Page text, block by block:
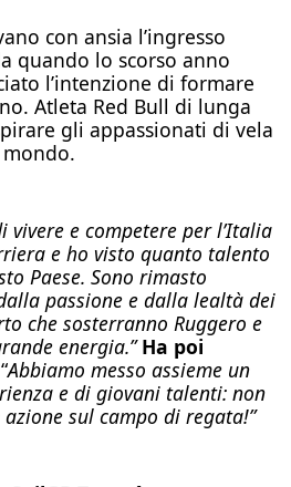
con ansia l’ingresso
quando lo scorso anno
l’intenzione di formare
Atleta Red Bull di lunga
gli appassionati di vela
vivere e competere per l’Italia
e ho visto quanto talento
Paese. Sono rimasto
passione e dalla lealtà dei
che sosterranno Ruggero e
energia.” Ha poi
“Abbiamo messo assieme un
e di giovani talenti: non
sul campo di regata!”